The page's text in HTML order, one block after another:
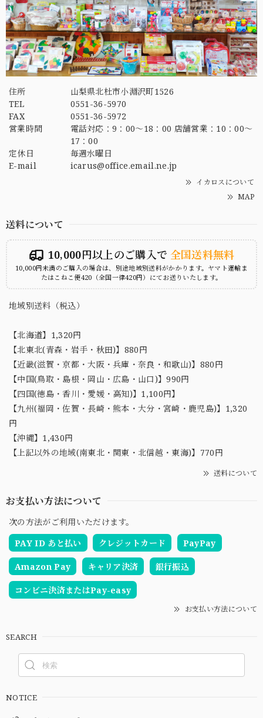
住所
山梨県北杜市小淵沢町1526
TEL
0551-36-5970
FAX
0551-36-5972
営業時間
電話対応：9：00～18：00 店舗営業：10：00～
17：00
定休日
毎週水曜日
E-mail
icarus@office.email.ne.jp
イカロスについて
MAP
送料について
10,000円以上のご購入で 全国送料無料
10,000円未満のご購入の場合は、別途地域別送料がかかります。ヤマト運輸ま
たはこねこ便420（全国一律420円）にてお送りいたします。
地域別送料（税込）
【北海道】1,320円
【北東北(青森・岩手・秋田)】880円
【近畿(滋賀・京都・大阪・兵庫・奈良・和歌山)】880円
【中国(鳥取・島根・岡山・広島・山口)】990円
【四国(徳島・香川・愛媛・高知)】1,100円】
【九州(福岡・佐賀・長崎・熊本・大分・宮崎・鹿児島)】1,320
円
【沖縄】1,430円
【上記以外の地域(南東北・関東・北信越・東海)】770円
送料について
お支払い方法について
次の方法がご利用いただけます。
PAY ID あと払い
クレジットカード PayPay
Amazon Pay キャリア決済 銀行振込
コンビニ決済またはPay-easy
お支払い方法について
SEARCH
NOTICE